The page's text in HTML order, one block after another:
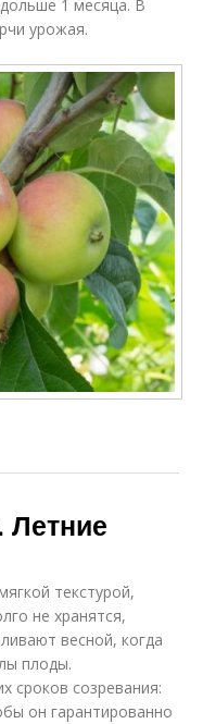
1 месяца. В
урожая.
Летние
текстурой,
не хранятся,
весной, когда
плоды.
сроков созревания:
он гарантированно